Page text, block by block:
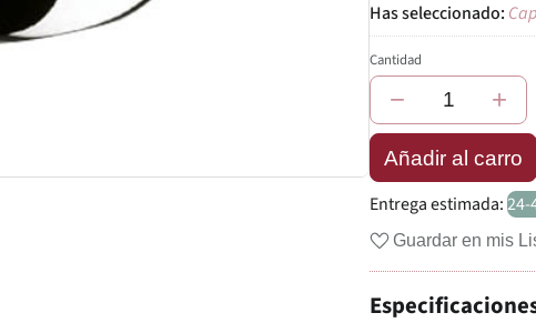
Cantidad
− +
Añadir al carro
Entrega estimada:24-
Guardar en mis